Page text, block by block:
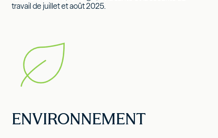
travail de juillet et août 2025.
ENVIRONNEMENT